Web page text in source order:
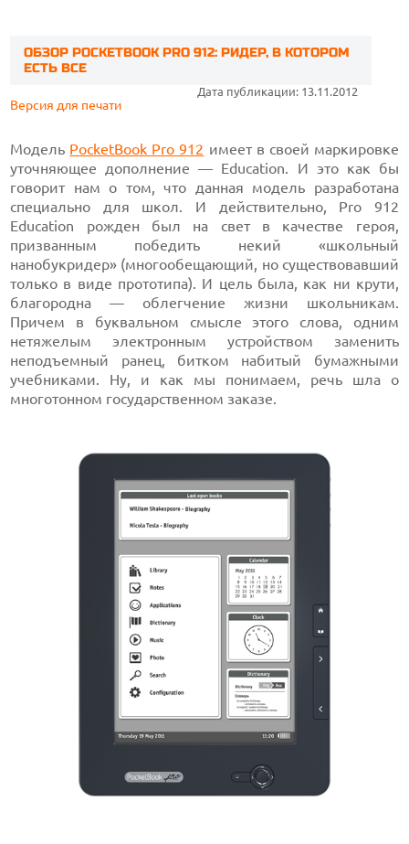
ОБЗОР POCKETBOOK PRO 912: РИДЕР, В КОТОРОМ
ЕСТЬ ВСЕ
Дата публикации: 13.11.2012
Версия для печати
Модель PocketBook Pro 912 имеет в своей маркировке
уточняющее дополнение — Education. И это как бы
говорит нам о том, что данная модель разработана
специально для школ. И действительно, Pro 912
Education рожден был на свет в качестве героя,
призванным победить некий «школьный
нанобукридер» (многообещающий, но существовавший
только в виде прототипа). И цель была, как ни крути,
благородна — облегчение жизни школьникам.
Причем в буквальном смысле этого слова, одним
нетяжелым электронным устройством заменить
неподъемный ранец, битком набитый бумажными
учебниками. Ну, и как мы понимаем, речь шла о
многотонном государственном заказе.